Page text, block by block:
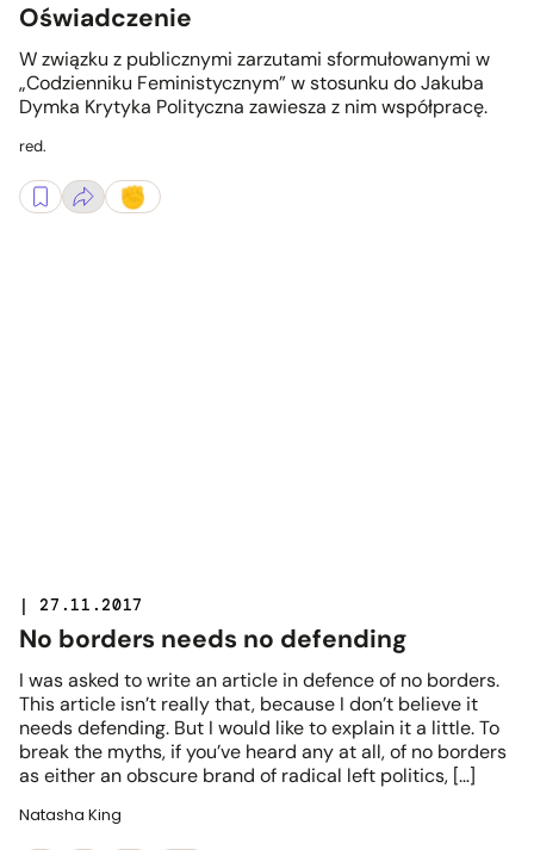
Oświadczenie
W związku z publicznymi zarzutami sformułowanymi w
„Codzienniku Feministycznym” w stosunku do Jakuba
Dymka Krytyka Polityczna zawiesza z nim współpracę.
red.
| 27.11.2017
No borders needs no defending
I was asked to write an article in defence of no borders.
This article isn’t really that, because I don’t believe it
needs defending. But I would like to explain it a little. To
break the myths, if you’ve heard any at all, of no borders
as either an obscure brand of radical left politics, […]
Natasha King